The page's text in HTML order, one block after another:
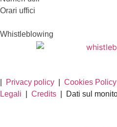
Orari uffici
Whistleblowing
Privacy policy Cookies Policy
Legali
Credits | Dati sul